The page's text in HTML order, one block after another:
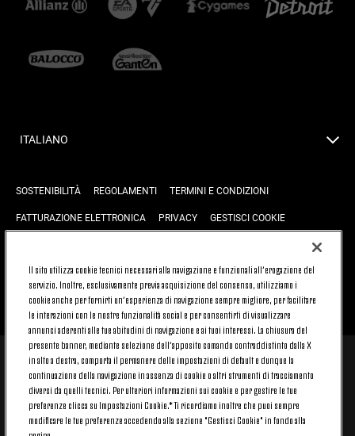
ITALIANO
SOSTENIBILITÀ REGOLAMENTI TERMINI E CONDIZIONI
FATTURAZIONE ELETTRONICA PRIVACY GESTISCI COOKIE
TORNA SU
© 2026 Juventus Football Club S.p.A.
Juventus Football Club S.p.A. Via Druento, 175 10151 Torino - Italia;
CONTACT CENTER (+39) 011.45.30.486. Il servizio è attivo dal lunedì al
venerdì (9-20) e il sabato (9-15), festivi esclusi.
Il costo del servizio varia in base al piano tariffario sottoscritto con il
Il sito utilizza cookie tecnici necessari alla navigazione e funzionali all’erogazione del
servizio. Inoltre, esclusivamente previa acquisizione del consenso, utilizziamo i
cookie anche per fornirti un’esperienza di navigazione sempre migliore, per facilitare
le interazioni con le nostre funzionalità social e per consentirti di visualizzare
annunci aderenti alle tue abitudini di navigazione e ai tuoi interessi. La chiusura del
presente banner, mediante selezione dell’apposito comando contraddistinto dalla X
in alto a destra, comporta il permanere delle impostazioni di default e dunque la
continuazione della navigazione in assenza di cookie o altri strumenti di tracciamento
diversi da quelli tecnici. Per ulteriori informazioni sui cookie e per gestire le tue
preferenze clicca su Impostazioni Cookie.* Ti ricordiamo inoltre che puoi sempre
modificare le tue preferenze accedendo alla sezione "Gestisci Cookie" in fondo alla